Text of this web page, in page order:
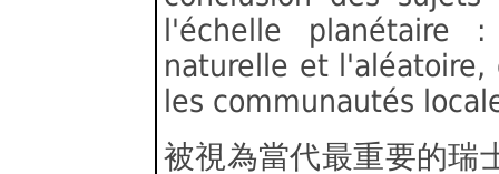
l'échelle planétaire
naturelle et
les communautés
被視為當代最重要的瑞